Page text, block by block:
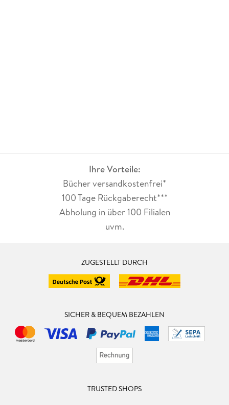
Ihre Vorteile:
Bücher versandkostenfrei*
100 Tage Rückgaberecht***
Abholung in über 100 Filialen
uvm.
ZUGESTELLT DURCH
SICHER & BEQUEM BEZAHLEN
TRUSTED SHOPS